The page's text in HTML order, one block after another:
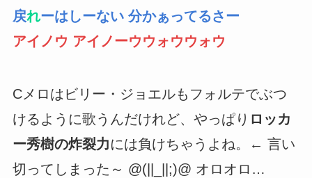
戻れーはしーない 分かぁってるさー
アイノウ アイノーウウォウウォウ
Cメロはビリー・ジョエルもフォルテでぶつ
けるように歌うんだけれど、やっぱり ロッカ
ー秀樹の炸裂力には負けちゃうよね。← 言い
切ってしまった～ @(||_||;)@ オロオロ…